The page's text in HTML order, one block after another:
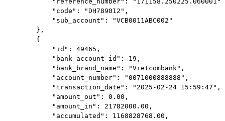
            "code": "DH789012",
            "sub_account": "VCB0011ABC002"
        },
        {
            "id": 49465,
            "bank_account_id": 19,
            "bank_brand_name": "Vietcombank",
            "account_number": "0071000888888",
            "transaction_date": "2025-02-24 15:59:47",
            "amount_out": 0.00,
            "amount_in": 21782000.00,
            "accumulated": 1168828768.00,